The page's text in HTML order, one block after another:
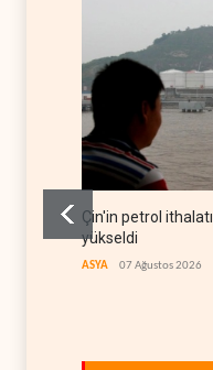
Çin'in petrol
yükseldi
ASYA 07 Ağustos 2026